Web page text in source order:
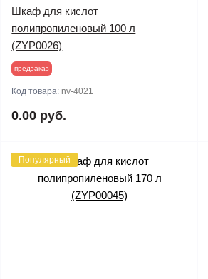
Шкаф для кислот
полипропиленовый 100 л
(ZYP0026)
предзаказ
Код товара:nv-4021
0.00 руб.
Популярный